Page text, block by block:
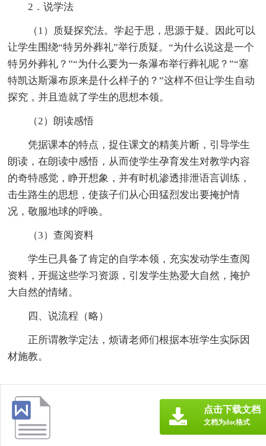
2．说学法
（1）质疑探究法。学起于思，思源于疑。因此可以
让学生围绕“特另外葬礼”举行质疑。“为什么说这是一个
特另外葬礼？”“为什么要为一条瀑布举行葬礼呢？”“塞
特凯达斯瀑布原来是什么样子的？”这样不但让学生自动
探究，并且造就了学生的思想本领。
（2）朗读感悟
凭据课本的特点，捉住课文的精美片断，引导学生
朗读，在朗读中感悟，从而使学生孕育发生对教学内容
的奇特感觉，睁开想象，并有时机渗透排泄语言训练，
击生路生的思想，使孩子们从心田猛烈发出要掩护情
况，敬服地球的呼唤。
（3）查阅资料
学生已具备了肯定的自学本领，充实发动学生查阅
资料，开掘这些学习资源，引发学生热爱大自然，掩护
大自然的情绪。
四、说流程（略）
正所谓教学定法，烦请老师们根据本班学生实际因
材施教。
点击下载文档
文档为doc格式